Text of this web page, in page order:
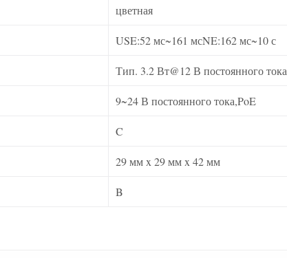
цветная
USE:52 мс~161 мсNE:162 мс~10 с
Тип. 3.2 Вт@12 В постоянного тока
9~24 В постоянного тока,PoE
C
29 мм x 29 мм x 42 мм
B